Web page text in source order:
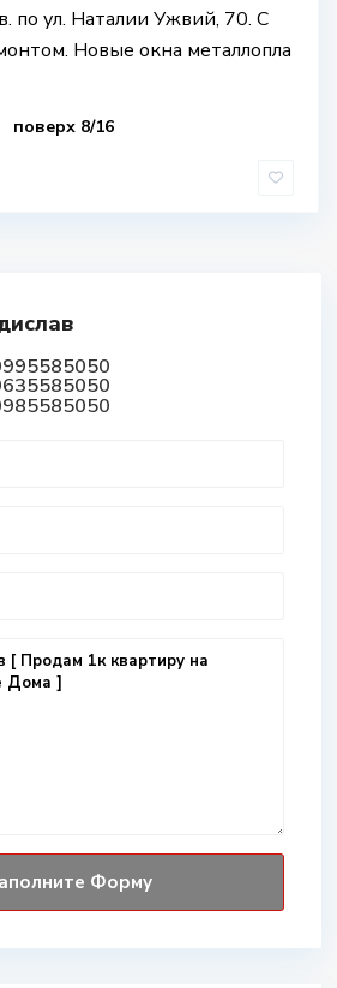
по ул. Наталии Ужвий, 70. С
Новые окна металлопла
поверх 8/16